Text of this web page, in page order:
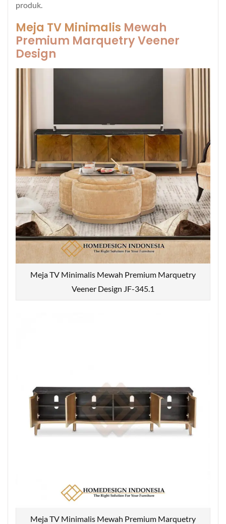
produk.
Meja TV Minimalis Mewah
Premium Marquetry Veener
Design
Meja TV Minimalis Mewah Premium Marquetry
Veener Design JF-345.1
Meja TV Minimalis Mewah Premium Marquetry